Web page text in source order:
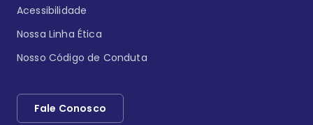
Acessibilidade
Nossa Linha Ética
Nosso Código de Conduta
Fale Conosco